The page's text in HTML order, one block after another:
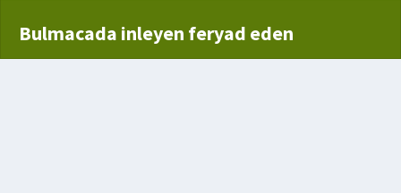
Bulmacada inleyen feryad eden